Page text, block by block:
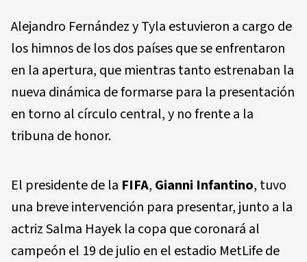
Alejandro Fernández y Tyla estuvieron a cargo de
los himnos de los dos países que se enfrentaron
en la apertura, que mientras tanto estrenaban la
nueva dinámica de formarse para la presentación
en torno al círculo central, y no frente a la
tribuna de honor.
El presidente de la FIFA, Gianni Infantino, tuvo
una breve intervención para presentar, junto a la
actriz Salma Hayek la copa que coronará al
campeón el 19 de julio en el estadio MetLife de